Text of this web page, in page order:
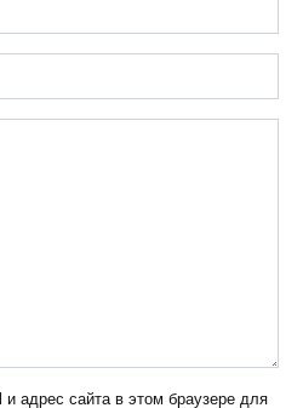
адрес сайта в этом браузере для